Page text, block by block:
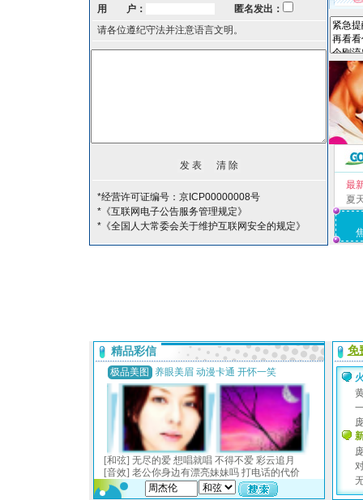
用 户：
匿名发出：
请各位遵纪守法并注意语言文明。
*经营许可证编号：京ICP00000008号
*《互联网电子公告服务管理规定》
*《全国人大常委会关于维护互联网安全的规定》
最
夏